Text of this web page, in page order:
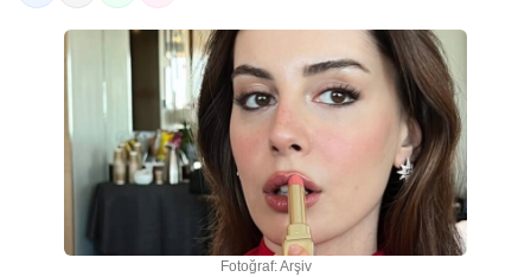
Fotoğraf: Arşiv